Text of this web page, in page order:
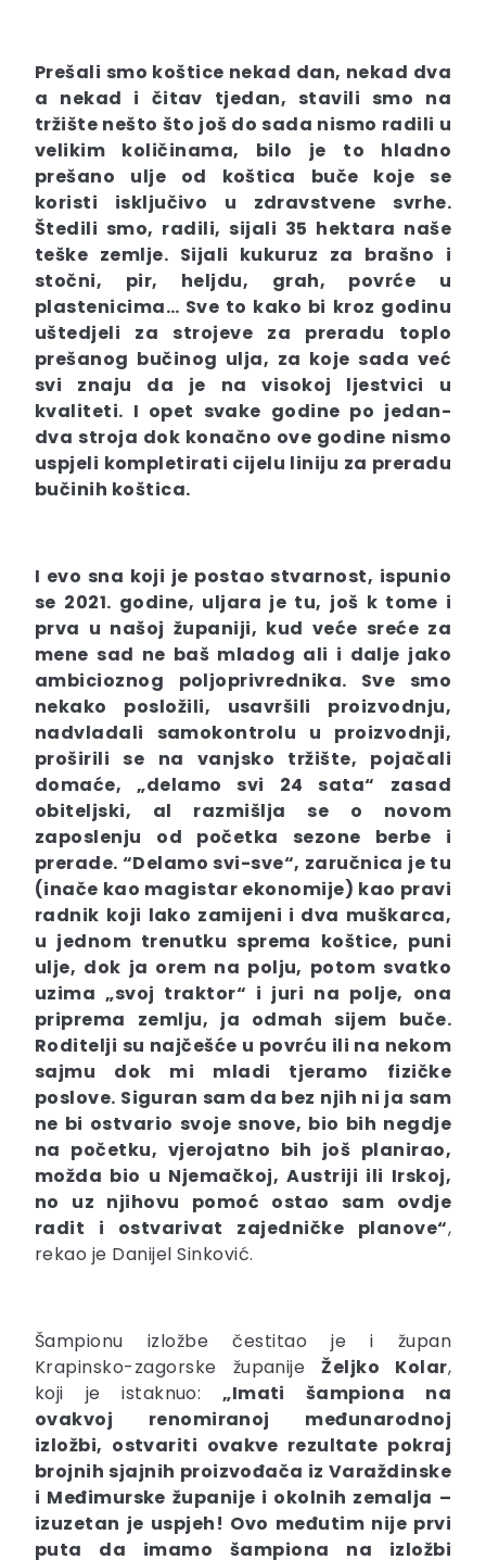
Prešali smo koštice nekad dan, nekad dva
a nekad i čitav tjedan, stavili smo na
tržište nešto što još do sada nismo radili u
velikim količinama, bilo je to hladno
prešano ulje od koštica buče koje se
koristi isključivo u zdravstvene svrhe.
Štedili smo, radili, sijali 35 hektara naše
teške zemlje. Sijali kukuruz za brašno i
stočni, pir, heljdu, grah, povrće u
plastenicima… Sve to kako bi kroz godinu
uštedjeli za strojeve za preradu toplo
prešanog bučinog ulja, za koje sada već
svi znaju da je na visokoj ljestvici u
kvaliteti. I opet svake godine po jedan-
dva stroja dok konačno ove godine nismo
uspjeli kompletirati cijelu liniju za preradu
bučinih koštica.
I evo sna koji je postao stvarnost, ispunio
se 2021. godine, uljara je tu, još k tome i
prva u našoj županiji, kud veće sreće za
mene sad ne baš mladog ali i dalje jako
ambicioznog poljoprivrednika. Sve smo
nekako posložili, usavršili proizvodnju,
nadvladali samokontrolu u proizvodnji,
proširili se na vanjsko tržište, pojačali
domaće, „delamo svi 24 sata“ zasad
obiteljski, al razmišlja se o novom
zaposlenju od početka sezone berbe i
prerade. “Delamo svi-sve“, zaručnica je tu
(inače kao magistar ekonomije) kao pravi
radnik koji lako zamijeni i dva muškarca,
u jednom trenutku sprema koštice, puni
ulje, dok ja orem na polju, potom svatko
uzima „svoj traktor“ i juri na polje, ona
priprema zemlju, ja odmah sijem buče.
Roditelji su najčešće u povrću ili na nekom
sajmu dok mi mladi tjeramo fizičke
poslove. Siguran sam da bez njih ni ja sam
ne bi ostvario svoje snove, bio bih negdje
na početku, vjerojatno bih još planirao,
možda bio u Njemačkoj, Austriji ili Irskoj,
no uz njihovu pomoć ostao sam ovdje
radit i ostvarivat zajedničke planove“,
rekao je Danijel Sinković.
Šampionu izložbe čestitao je i župan
Krapinsko-zagorske županijeŽeljko Kolar,
koji je istaknuo:„Imati šampiona na
ovakvoj renomiranoj međunarodnoj
izložbi, ostvariti ovakve rezultate pokraj
brojnih sjajnih proizvođača iz Varaždinske
i Međimurske županije i okolnih zemalja –
izuzetan je uspjeh! Ovo međutim nije prvi
puta da imamo šampiona na izložbi